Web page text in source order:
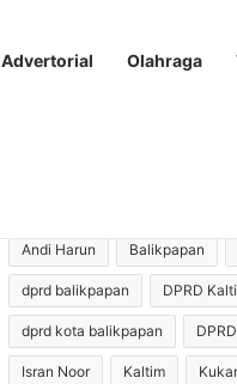
Advertorial Olahraga
Andi Harun Balikpapan
dprd balikpapan DPRD
dprd kota balikpapan
Isran Noor Kaltim